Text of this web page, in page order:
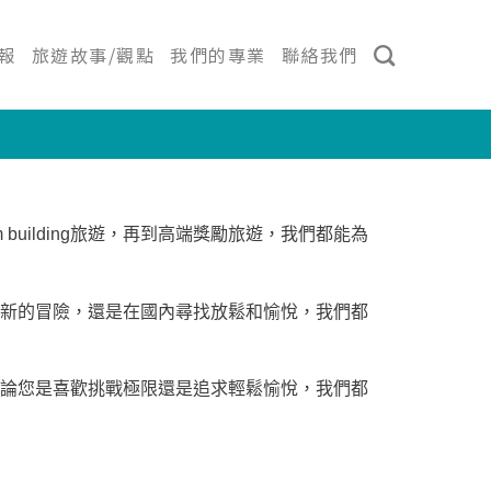
旅遊故事/觀點 我們的專業 聯絡我們
旅遊，再到高端獎勵旅遊，我們都能為
的冒險，還是在國內尋找放鬆和愉悅，我們都
您是喜歡挑戰極限還是追求輕鬆愉悅，我們都